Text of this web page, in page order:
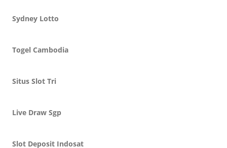
Sydney Lotto
Togel Cambodia
Situs Slot Tri
Live Draw Sgp
Slot Deposit Indosat